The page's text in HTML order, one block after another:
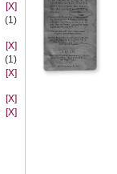
[X]
(1)
[X]
(1)
[X]
[X]
[X]